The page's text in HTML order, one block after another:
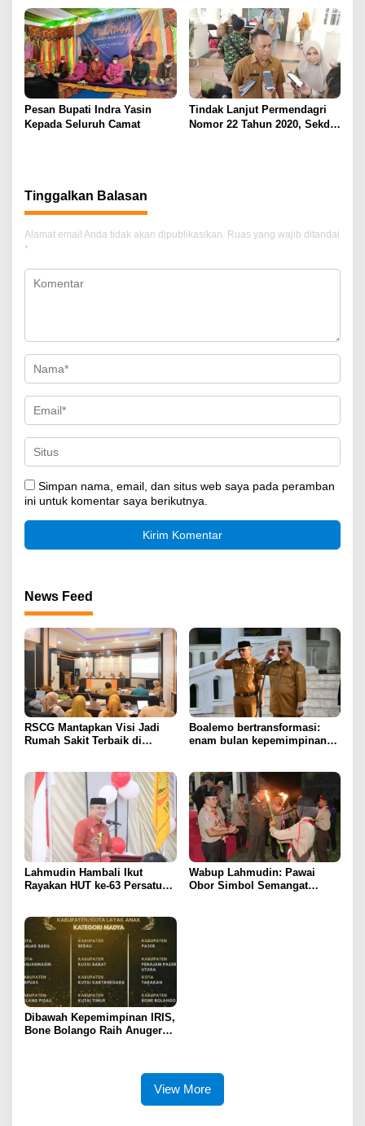
Pesan Bupati Indra Yasin
Kepada Seluruh Camat
Tindak Lanjut Permendagri
Nomor 22 Tahun 2020, Sekda
Tinggalkan Balasan
Alamat email Anda tidak akan dipublikasikan. Ruas yang wajib ditandai
*
Simpan nama, email, dan situs web saya pada peramban
ini untuk komentar saya berikutnya.
News Feed
RSCG Mantapkan Visi Jadi
Rumah Sakit Terbaik di
Boalemo bertransformasi:
enam bulan kepemimpinan
Prabowo
Lahmudin Hambali Ikut
Rayakan HUT ke-63 Persatuan
Wabup Lahmudin: Pawai
Obor Simbol Semangat
Dibawah Kepemimpinan IRIS,
Bone Bolango Raih Anugerah
View More